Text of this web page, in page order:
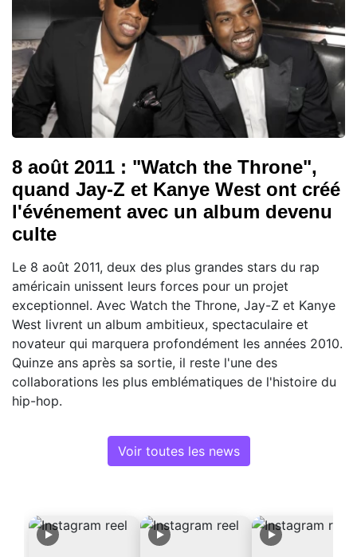
8 août 2011 : "Watch the Throne",
quand Jay-Z et Kanye West ont créé
l'événement avec un album devenu
culte
Le 8 août 2011, deux des plus grandes stars du rap
américain unissent leurs forces pour un projet
exceptionnel. Avec Watch the Throne, Jay-Z et Kanye
West livrent un album ambitieux, spectaculaire et
novateur qui marquera profondément les années 2010.
Quinze ans après sa sortie, il reste l'une des
collaborations les plus emblématiques de l'histoire du
hip-hop.
Voir toutes les news